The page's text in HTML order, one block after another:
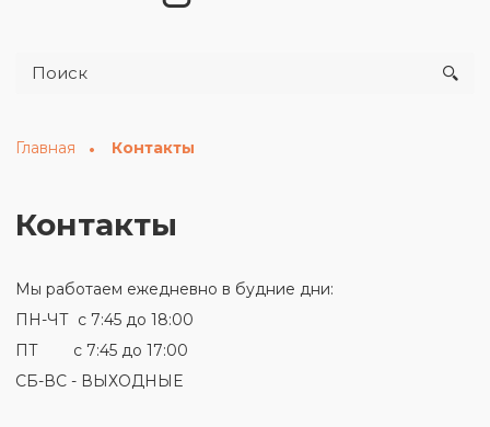
Главная Контакты
Контакты
Мы работаем ежедневно в будние дни:
ПН-ЧТ с 7:45 до 18:00
ПТ с 7:45 до 17:00
СБ-ВС - ВЫХОДНЫЕ